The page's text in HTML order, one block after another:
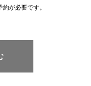
が必要です。